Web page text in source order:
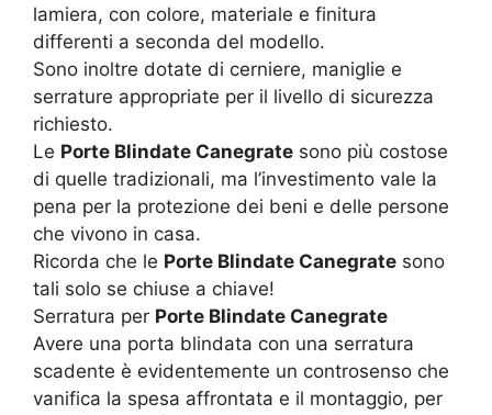
lamiera, con colore, materiale e finitura
differenti a seconda del modello.
Sono inoltre dotate di cerniere, maniglie e
serrature appropriate per il livello di sicurezza
richiesto.
Le Porte Blindate Canegrate sono più costose
di quelle tradizionali, ma l’investimento vale la
pena per la protezione dei beni e delle persone
che vivono in casa.
Ricorda che le Porte Blindate Canegrate sono
tali solo se chiuse a chiave!
Serratura per Porte Blindate Canegrate
Avere una porta blindata con una serratura
scadente è evidentemente un controsenso che
vanifica la spesa affrontata e il montaggio, per